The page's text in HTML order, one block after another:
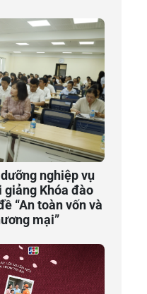
nghiệp vụ
Khóa đào
“An toàn vốn và
mại”